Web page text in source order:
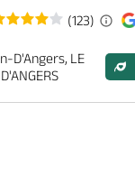
(123)
D'Angers, LE